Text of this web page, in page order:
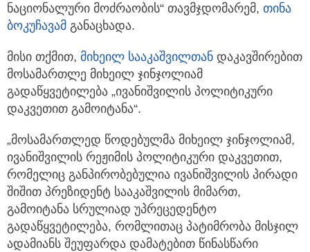
ნაციონალური მოძრაობის“ თავმჯდომარემ, თინა
ბოკუჩავამ განაცხადა.
მისი თქმით, მიხეილ სააკაშვილთან დაკავშირებით
მოსამართლე მიხეილ ჯინჯოლიამ
გადაწყვეტილება „ივანიშვილის პოლიტიკური
დაკვეთით გამოიტანა“.
„მოსამართლედ წოდებულმა მიხეილ ჯინჯოლიამ,
ივანიშვილის რეჟიმის პოლიტიკური დაკვეთით,
რომელიც განპირობებულია ივანიშვილის პირადი
შიშით პრეზიდენტ სააკაშვილის მიმართ,
გამოიტანა სრულიად უპრეცედენტო
გადაწყვეტილება, რომლითაც პატიმრობა მისჯილ
ადამიანს შეუფარდა დამატებით წინასწარი